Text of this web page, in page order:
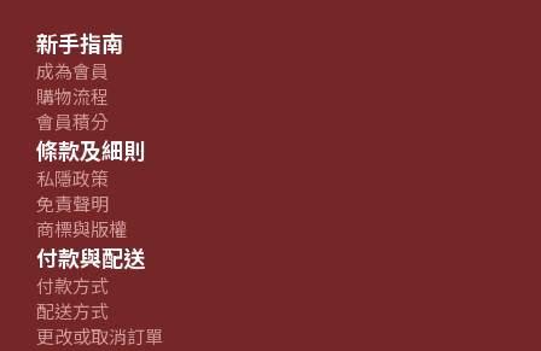
新手指南
成為會員
購物流程
會員積分
條款及細則
私隱政策
免責聲明
商標與版權
付款與配送
付款方式
配送方式
更改或取消訂單